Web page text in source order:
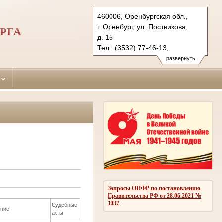
развернуть
460006, Оренбургская обл.,
г. Оренбург, ул. Постникова,
д. 15
Тел.: (3532) 77-46-13,
(3532) 77-47-30, (3532) 77-45-
90 (ф.)
Запросы ОПФР по постановлению
Правительства РФ от 28.06.2021 №
1037
Судебные
акты